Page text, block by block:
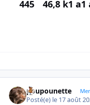
445 46,8 k1 a1
poupounette
Posté(e) le 17 août